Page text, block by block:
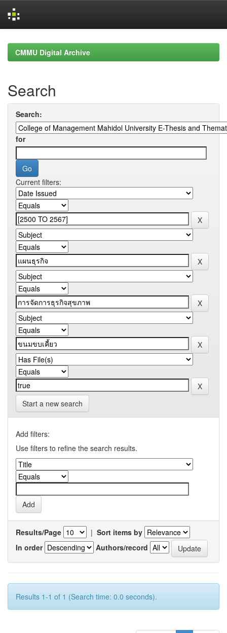
navigationCMMU Digital Archive
Search
Search:
for
Current filters:
Start a new search
Add filters:
Use filters to refine the search results.
Results/Page | Sort items by
In order
Authors/record
Results 1-1 of 1 (Search time: 0.0 seconds).